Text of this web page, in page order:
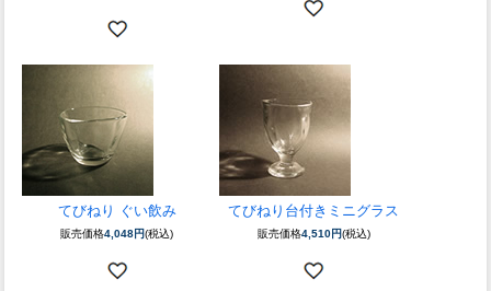
てびねり ぐい飲み
販売価格4,048円(税込)
てびねり台付きミニグラス
販売価格4,510円(税込)